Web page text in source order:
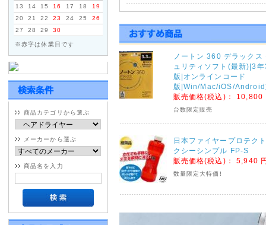
13
14 15 16 17 18
19
20
21 22 23 24 25
26
27
28 29 30
※赤字は休業日です
商品カテゴリから選ぶ
メーカーから選ぶ
商品名を入力
佐川急便一部地域配送停止
天候不良による配送の遅延につ
部地域で発送遅延・停止が発生
くださいませ。
2020年09月04日
ヤマトホームコンビニエンス・
連絡がございましたのでご注文
ヤマトホームコンビニエンス
※大型・超大型商品対象
佐賀県・大分県・熊本県全域
ノートン 360 デラックス
ュリティソフト(最新)|3
版|オンラインコード
版|Win/Mac/iOS/Android
販売価格(税込)： 10,800
台数限定販売
日本ファイヤープロテク
クシーシンプル FP-S
販売価格(税込)：5,940
数量限定大特価!